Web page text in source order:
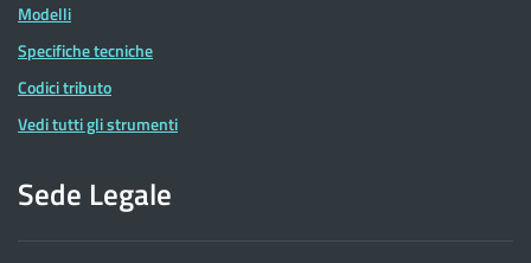
Modelli
Specifiche tecniche
Codici tributo
Vedi tutti gli strumenti
Sede Legale